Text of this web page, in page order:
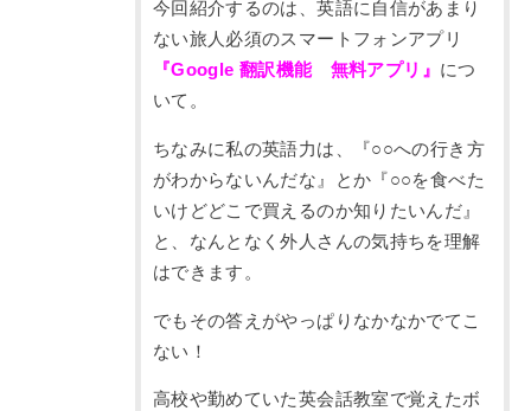
今回紹介するのは、英語に自信があまり
ない旅人必須のスマートフォンアプリ
『Google 翻訳機能 無料アプリ』 につ
いて。
ちなみに私の英語力は、『○○への行き方
がわからないんだな』とか『○○を食べた
いけどどこで買えるのか知りたいんだ』
と、なんとなく外人さんの気持ちを理解
はできます。
でもその答えがやっぱりなかなかでてこ
ない！
高校や勤めていた英会話教室で覚えたボ